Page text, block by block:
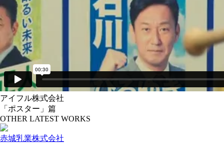
アイフル株式会社
「ポスター」篇
OTHER LATEST WORKS
赤城乳業株式会社